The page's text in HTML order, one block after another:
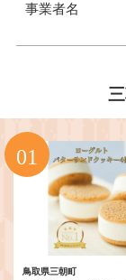
事業者名
鳥取県三朝町